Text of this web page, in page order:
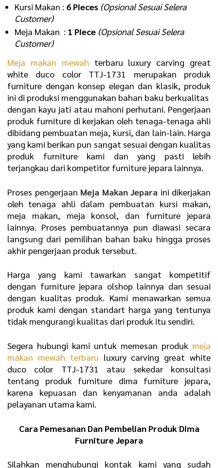
Kursi Makan : 6 Pieces (Opsional Sesuai Selera
Customer)
Meja Makan : 1 Piece (Opsional Sesuai Selera
Customer)
Meja makan mewah terbaru luxury carving great
white duco color TTJ-1731 merupakan produk
furniture dengan konsep elegan dan klasik, produk
ini di produksi menggunakan bahan baku berkualitas
dengan kayu jati atau mahoni perhutani. Pengerjaan
produk furniture di kerjakan oleh tenaga-tenaga ahli
dibidang pembuatan meja, kursi, dan lain-lain. Harga
yang kami berikan pun sangat sesuai dengan kualitas
produk furniture kami dan yang pasti lebih
terjangkau dari kompetitor furniture jepara lainnya.
Proses pengerjaan Meja Makan Jepara ini dikerjakan
oleh tenaga ahli dalam pembuatan kursi makan,
meja makan, meja konsol, dan furniture jepara
lainnya. Proses pembuatannya pun diawasi secara
langsung dari pemilihan bahan baku hingga proses
akhir pengerjaan produk tersebut.
Harga yang kami tawarkan sangat kompetitif
dengan furniture jepara olshop lainnya dan sesuai
dengan kualitas produk. Kami menawarkan semua
produk kami dengan standart harga yang tentunya
tidak mengurangi kualitas dari produk itu sendiri.
Segera hubungi kami untuk memesan produk meja
makan mewah terbaru luxury carving great white
duco color TTJ-1731 atau sekedar konsultasi
tentang produk furniture dima furniture jepara,
karena kepuasan dan kenyamanan anda adalah
pelayanan utama kami.
Cara Pemesanan Dan Pembelian Produk Dima
Furniture Jepara
Silahkan menghubungi kontak kami yang sudah